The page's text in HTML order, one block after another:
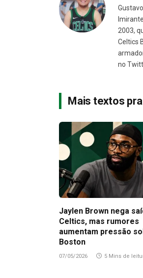
2003,
Celtics
no
Mais textos
Jaylen Brown nega
Celtics, mas rumores
aumentam pressão
Boston
07/05/2026 5 Mins de